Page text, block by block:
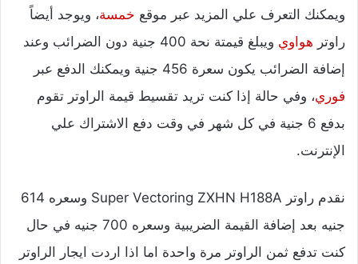
ويمكنك التعرف علي المزيد عبر موقع خمسة، ويوجد أيضاً
راوتر هواوي
ويبلغ قيمتة نحة 400 جنية دون الضرائب وعند
إضافة الضرائب يكون سعرة 456 جنية ويمكنك الدفع عبر
فوري، وفي حالة إذا كنت تريد تقسيط قيمة الراوتر تقوم
بدفع 6 جنية في كل شهر في وقت دفع الاشتراك علي
الإنترنت.
نقدم راوتر Super Vectoring ZXHN H188A وسعره 614
جنيه بعد إضافة القيمة الضريبية وسعره 700 جنيه في حال
كنت تدفع ثمن الراوتر مرة واحدة اما اذا اردت ايجار الراوتر